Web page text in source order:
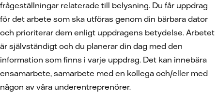
frågeställningar relaterade till belysning. Du får uppdrag
för det arbete som ska utföras genom din bärbara dator
och prioriterar dem enligt uppdragens betydelse. Arbetet
är självständigt och du planerar din dag med den
information som finns i varje uppdrag. Det kan innebära
ensamarbete, samarbete med en kollega och/eller med
någon av våra underentreprenörer.